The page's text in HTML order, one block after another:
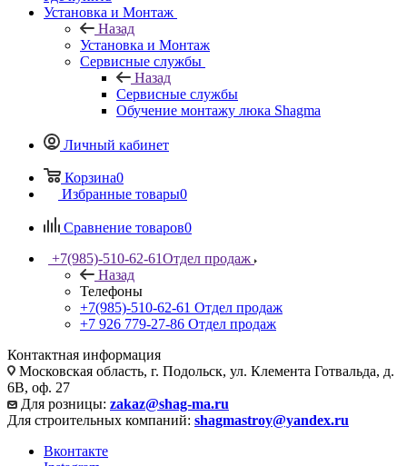
Установка и Монтаж
Назад
Установка и Монтаж
Сервисные службы
Назад
Сервисные службы
Обучение монтажу люка Shagma
Личный кабинет
Корзина0
Избранные товары0
Сравнение товаров0
+7(985)-510-62-61Отдел продаж
Назад
Телефоны
+7(985)-510-62-61 Отдел продаж
‪+7 926 779-27-86‬ Отдел продаж
Контактная информация
Московская область, г. Подольск, ул. Клемента Готвальда, д.
6В, оф. 27
Для розницы: zakaz@shag-ma.ru
Для строительных компаний: shagmastroy@yandex.ru
Вконтакте